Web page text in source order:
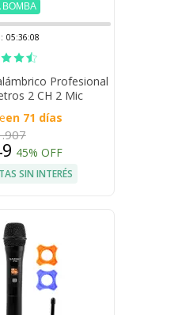
BOMBA
05:36:07
Profesional
2 CH 2 Mic
10 Horas
en 71 días
45% OFF
SIN INTERÉS